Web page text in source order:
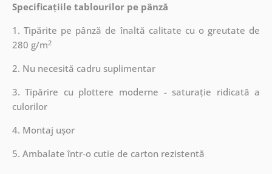
Specificațiile tablourilor pe pânză
1. Tipărite pe pânză de înaltă calitate cu o greutate de
280 g/m2
2. Nu necesită cadru suplimentar
3. Tipărire cu plottere moderne - saturație ridicată a
culorilor
4. Montaj ușor
5. Ambalate într-o cutie de carton rezistentă